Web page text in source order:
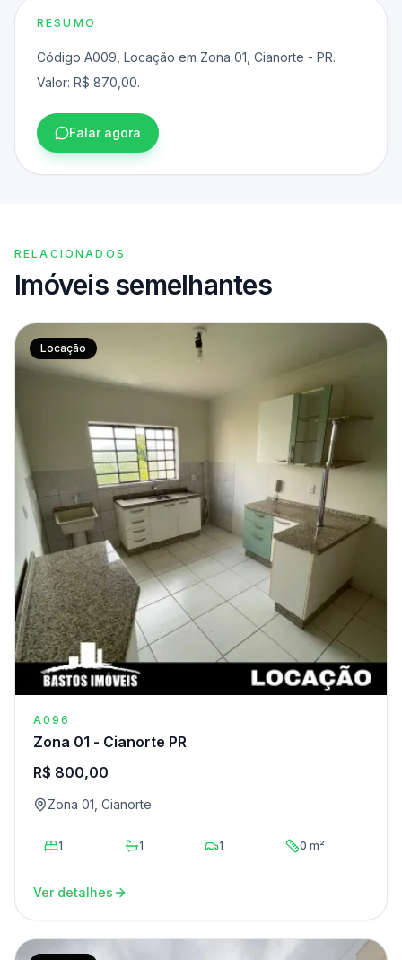
RESUMO
Código A009, Locação em Zona 01, Cianorte - PR.
Valor: R$ 870,00.
Falar agora
RELACIONADOS
Imóveis semelhantes
Locação
A096
Zona 01 - Cianorte PR
R$ 800,00
Zona 01, Cianorte
1 1 1 0 m²
Ver detalhes